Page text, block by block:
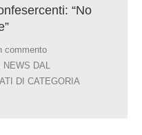
“No
commento
NEWS DAL
DI CATEGORIA